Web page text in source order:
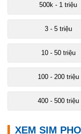
500k - 1 triệu
3 - 5 triệu
10 - 50 triệu
100 - 200 triệu
400 - 500 triệu
XEM SIM